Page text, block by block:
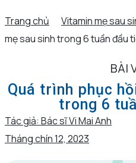
Trang chủ Vitamin mẹ sau
mẹ sau sinh trong 6 tuần đầu
BÀI
Quá trình phục
trong 6
Tác giả: Bác sĩ Vi Mai Anh
Tháng chín 12, 2023